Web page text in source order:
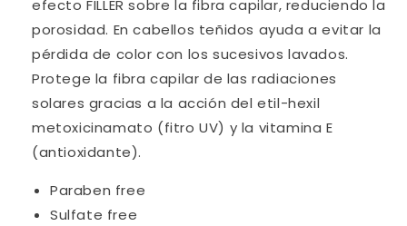
efecto FILLER sobre la fibra capilar, reduciendo la
porosidad. En cabellos teñidos ayuda a evitar la
pérdida de color con los sucesivos lavados.
Protege la fibra capilar de las radiaciones
solares gracias a la acción del etil-hexil
metoxicinamato (fitro UV) y la vitamina E
(antioxidante).
Paraben free
Sulfate free